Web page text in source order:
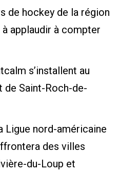
de hockey de la région
applaudir à compter
s’installent au
de Saint-Roch-de-
Ligue nord-américaine
des villes
du-Loup et